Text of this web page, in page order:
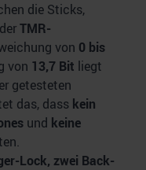
die Sticks,
TMR-
von 0 bis
von 13,7 Bit liegt
getesteten
das, dass kein
und keine
Lock, zwei Back-